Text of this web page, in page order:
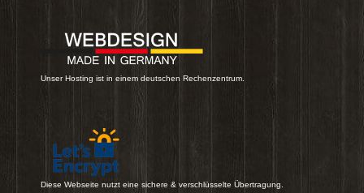
Unser Hosting ist in einem deutschen Rechenzentrum.
Diese Webseite nutzt eine sichere & verschlüsselte Übertragung.